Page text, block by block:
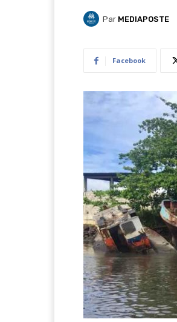
Par MEDIAPOSTE
Facebook